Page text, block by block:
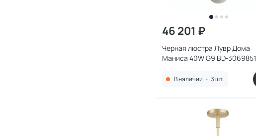
46 201 ₽
Черная люстра Лувр Дома
Маниса 40W G9 BD-3069851
В наличии • 3 шт.